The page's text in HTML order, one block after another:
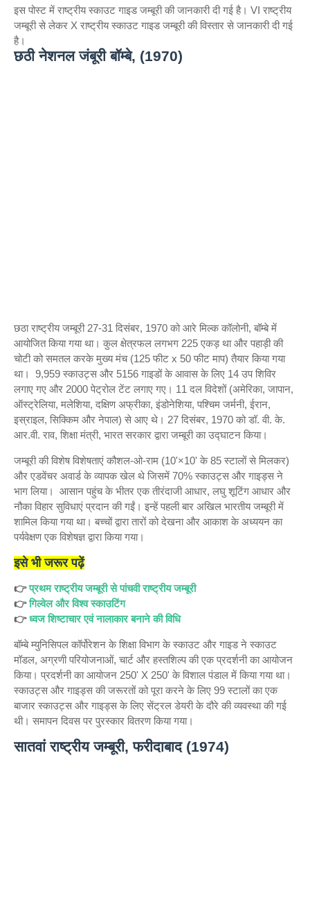
इस पोस्ट में राष्ट्रीय स्काउट गाइड जम्बूरी की जानकारी दी गई है। VI राष्ट्रीय
जम्बूरी से लेकर X राष्ट्रीय स्काउट गाइड जम्बूरी की विस्तार से जानकारी दी गई
है।
छठीनेशनल जंबूरी बॉम्बे, (1970)
छठा राष्ट्रीय जम्बूरी 27-31 दिसंबर, 1970 को आरे मिल्क कॉलोनी, बॉम्बे में
आयोजित किया गया था। कुल क्षेत्रफल लगभग 225 एकड़ था और पहाड़ी की
चोटी को समतल करके मुख्य मंच (125 फीट x 50 फीट माप) तैयार किया गया
था। 9,959 स्काउट्स और 5156 गाइडों के आवास के लिए 14 उप शिविर
लगाए गए और 2000 पेट्रोल टेंट लगाए गए। 11 दल विदेशों (अमेरिका, जापान,
ऑस्ट्रेलिया, मलेशिया, दक्षिण अफ्रीका, इंडोनेशिया, पश्चिम जर्मनी, ईरान,
इस्राइल, सिक्किम और नेपाल) से आए थे। 27 दिसंबर, 1970 को डॉ. वी. के.
आर.वी. राव, शिक्षा मंत्री, भारत सरकार द्वारा जम्बूरी का उद्घाटन किया।
जम्बूरी की विशेष विशेषताएं कौशल-ओ-राम (10'×10' के 85 स्टालों से मिलकर)
और एडवेंचर अवार्ड के व्यापक खेल थे जिसमें 70% स्काउट्स और गाइड्स ने
भाग लिया। आसान पहुंच के भीतर एक तीरंदाजी आधार, लघु शूटिंग आधार और
नौका विहार सुविधाएं प्रदान की गईं। इन्हें पहली बार अखिल भारतीय जम्बूरी में
शामिल किया गया था। बच्चों द्वारा तारों को देखना और आकाश के अध्ययन का
पर्यवेक्षण एक विशेषज्ञ द्वारा किया गया।
इसे भी जरूर पढ़ें
👉प्रथम राष्ट्रीय जम्बूरी से पांचवी राष्ट्रीय जम्बूरी
👉गिल्वेल और विश्व स्काउटिंग
👉ध्वज शिष्टाचार एवं नालाकार बनाने की विधि
बॉम्बे म्युनिसिपल कॉर्पोरेशन के शिक्षा विभाग के स्काउट और गाइड ने स्काउट
मॉडल, अग्रणी परियोजनाओं, चार्ट और हस्तशिल्प की एक प्रदर्शनी का आयोजन
किया। प्रदर्शनी का आयोजन 250' X 250' के विशाल पंडाल में किया गया था।
स्काउट्स और गाइड्स की जरूरतों को पूरा करने के लिए 99 स्टालों का एक
बाजार स्काउट्स और गाइड्स के लिए सेंट्रल डेयरी के दौरे की व्यवस्था की गई
थी। समापन दिवस पर पुरस्कार वितरण किया गया।
सातवां राष्ट्रीय जम्बूरी, फरीदाबाद (1974)